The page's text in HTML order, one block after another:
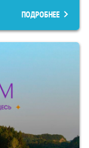
ПОДРОБНЕЕ